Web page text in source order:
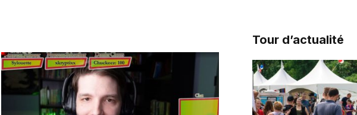
Tour d’actualité